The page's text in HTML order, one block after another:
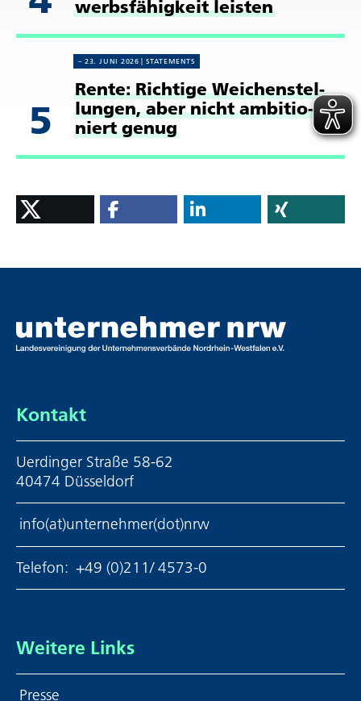
werbs­fä­hig­keit leisten
5
23. JUNI 2026 STATE­MENTS
Rente: Richtige Weichen­stel­
lungen, aber nicht ambi­tio­
niert genug
Kontakt
Uerdinger Straße 58-62
40474 Düsseldorf
info(at)unternehmer(dot)nrw
Telefon: +49 (0)211/ 4573-0
Weitere Links
Presse